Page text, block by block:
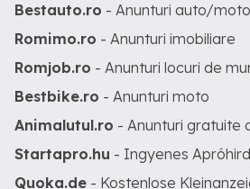
Bestauto.ro - Anunturi auto/moto
Romimo.ro - Anunturi imobiliare
Romjob.ro - Anunturi locuri de
Bestbike.ro - Anunturi moto
Animalutul.ro - Anunturi gratuite
Startapro.hu - Ingyenes
Quoka.de - Kostenlose